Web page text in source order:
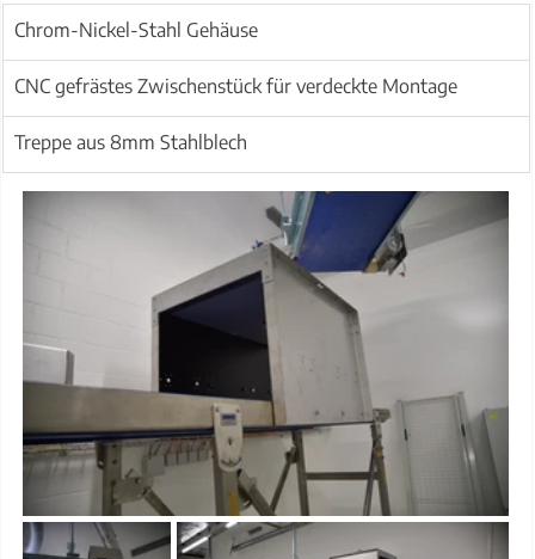
Chrom-Nickel-Stahl Gehäuse
​CNC gefrästes Zwischenstück für verdeckte Montage
Treppe aus 8mm Stahlblech